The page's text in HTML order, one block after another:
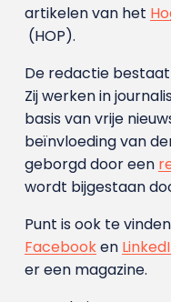
artikelen van het
(HOP).
De redactie
Zij werken in
basis van vrije
beïnvloeding van
geborgd door een
wordt bijgestaan
Punt is ook te
Facebooken
er een magazine.